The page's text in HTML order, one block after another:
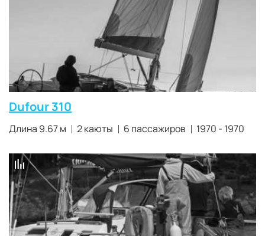
Dufour 310
Длина 9.67 м 2 каюты 6 пассажиров 1970 - 1970